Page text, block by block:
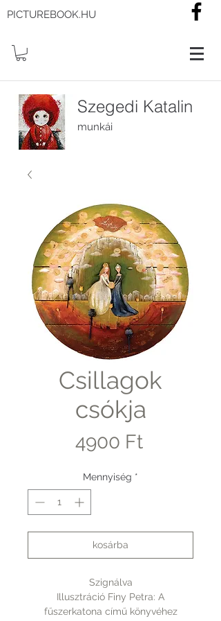
PICTUREBOOK.HU
Szegedi Katalin
munkái
Csillagok
csókja
4900 FtÁr
Mennyiség *
kosárba
Szignálva
Illusztráció Finy Petra: A
fűszerkatona című könyvéhez